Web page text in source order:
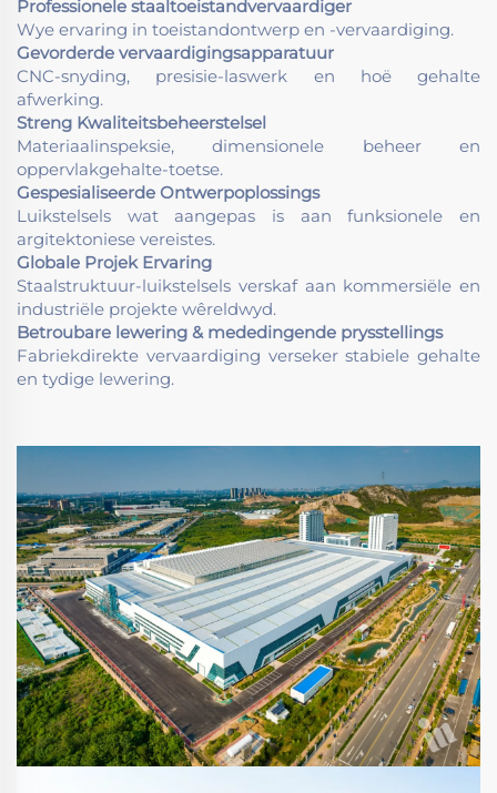
Professionele staaltoeistandvervaardiger
Wye ervaring in toeistandontwerp en -vervaardiging.
Gevorderde vervaardigingsapparatuur
CNC-snyding, presisie-laswerk en hoë gehalte
afwerking.
Streng Kwaliteitsbeheerstelsel
Materiaalinspeksie, dimensionele beheer en
oppervlakgehalte-toetse.
Gespesialiseerde Ontwerpoplossings
Luikstelsels wat aangepas is aan funksionele en
argitektoniese vereistes.
Globale Projek Ervaring
Staalstruktuur-luikstelsels verskaf aan kommersiële en
industriële projekte wêreldwyd.
Betroubare lewering & mededingende prysstellings
Fabriekdirekte vervaardiging verseker stabiele gehalte
en tydige lewering.